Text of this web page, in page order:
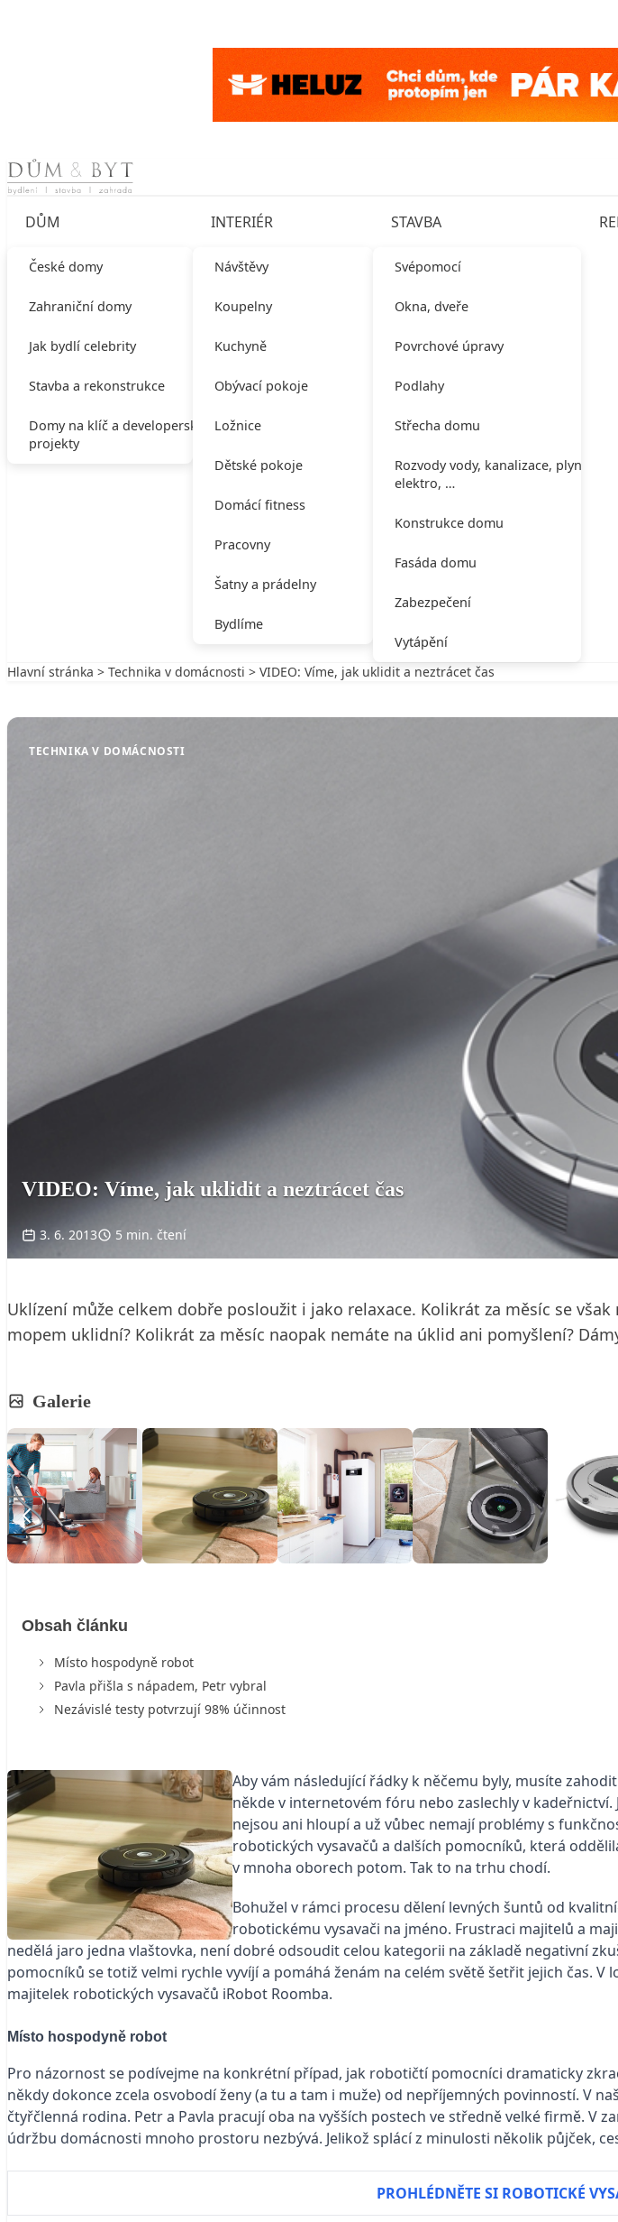
Skip to content
DŮM
České domy
Zahraniční domy
Jak bydlí celebrity
Stavba a rekonstrukce
Domy na klíč a developerské
projekty
INTERIÉR
Návštěvy
Koupelny
Kuchyně
Obývací pokoje
Ložnice
Dětské pokoje
Domácí fitness
Pracovny
Šatny a prádelny
Bydlíme
STAVBA
Svépomocí
Okna, dveře
Povrchové úpravy
Podlahy
Střecha domu
Rozvody vody, kanalizace, plynu,
elektro, …
Konstrukce domu
Fasáda domu
Zabezpečení
Vytápění
Hlavní stránka > Technika v domácnosti > VIDEO: Víme, jak uklidit a neztrácet čas
TECHNIKA V DOMÁCNOSTI
VIDEO: Víme, jak uklidit a neztrácet čas
3. 6. 2013 5 min. čtení
Uklízení může celkem dobře posloužit i jako relaxace. Kolikrát za měsíc se
mopem uklidní? Kolikrát za měsíc naopak nemáte na úklid ani pomyšlení?
Galerie
Obsah článku
Místo hospodyně robot
Pavla přišla s nápadem, Petr vybral
Nezávislé testy potvrzují 98% účinnost
Aby vám následující řádky k něčemu byly, musíte
někde v internetovém fóru nebo zaslechly v
nejsou ani hloupí a už vůbec nemají problémy s
robotických vysavačů a dalších pomocníků, která
v mnoha oborech potom. Tak to na trhu chodí.
Bohužel v rámci procesu dělení levných šuntů od
robotickému vysavači na jméno. Frustraci majitelů a
nedělá jaro jedna vlaštovka, není dobré odsoudit celou kategorii na základě negativní
pomocníků se totiž velmi rychle vyvíjí a pomáhá ženám na celém světě šetřit jejich čas.
majitelek robotických vysavačů iRobot Roomba.
Místo hospodyně robot
Pro názornost se podívejme na konkrétní případ, jak robotičtí pomocníci dramaticky
někdy dokonce zcela osvobodí ženy (a tu a tam i muže) od nepříjemných povinností. V
čtyřčlenná rodina. Petr a Pavla pracují oba na vyšších postech ve středně velké firmě. V
údržbu domácnosti mnoho prostoru nezbývá. Jelikož splácí z minulosti několik půjček,
PROHLÉDNĚTE SI ROBOTICKÉ